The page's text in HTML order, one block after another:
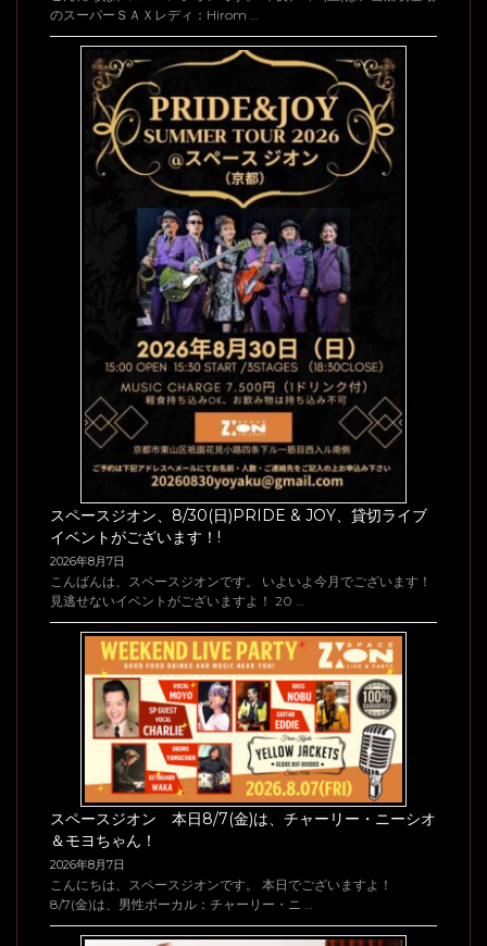
のスーパーＳＡＸレディ：Hirom …
スペースジオン、8/30(日)PRIDE & JOY、貸切ライブ
イベントがございます！!
2026年8月7日
こんばんは、スペースジオンです。 いよいよ今月でございます！
見逃せないイベントがございますよ！ 20 …
スペースジオン 本日8/7(金)は、チャーリー・ニーシオ
＆モヨちゃん！
2026年8月7日
こんにちは、スペースジオンです。 本日でございますよ！
8/7(金)は、男性ボーカル：チャーリー・ニ …